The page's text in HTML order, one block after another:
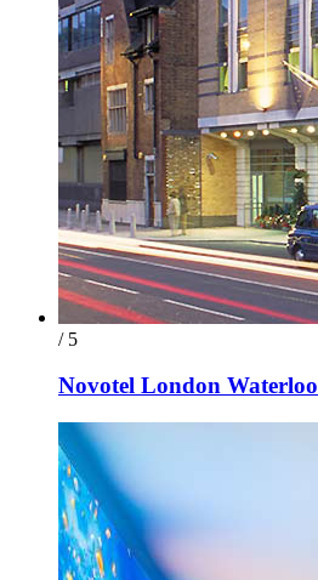
/ 5
Novotel London Waterloo